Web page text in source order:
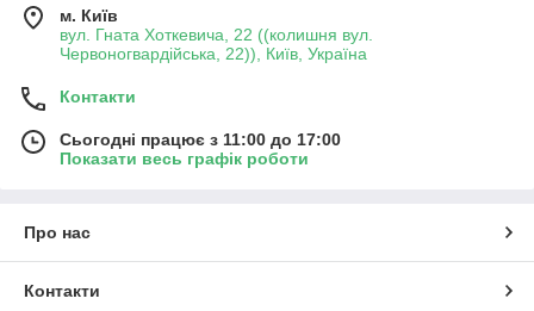
м. Київ
вул. Гната Хоткевича, 22 ((колишня вул.
Червоногвардійська, 22)), Київ, Україна
Контакти
Сьогодні працює з 11:00 до 17:00
Показати весь графік роботи
Про нас
Контакти